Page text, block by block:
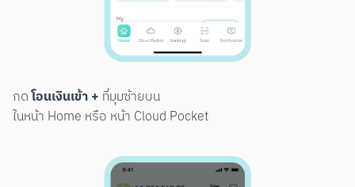
กด โอนเงินเข้า + ที่มุมซ้ายบน
ในหน้า Home หรือ หน้า Cloud Pocket